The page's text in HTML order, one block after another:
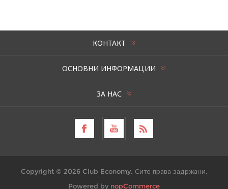
КОНТАКТ
ОСНОВНИ ИНФОРМАЦИИ
ЗА НАС
Copyright © 2026 Club Economy. Сите права задржани.
Powered by nopCommerce